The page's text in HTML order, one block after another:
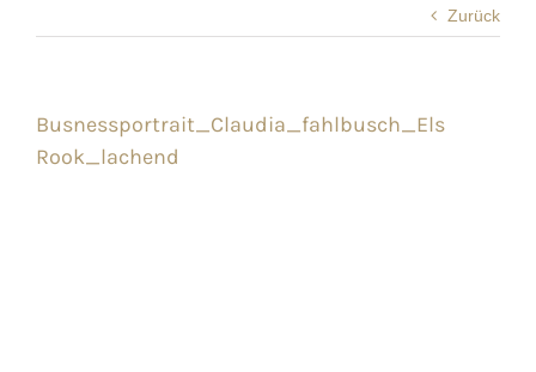
Zurück
Busnessportrait_Claudia_fahlbusch_Els
Rook_lachend